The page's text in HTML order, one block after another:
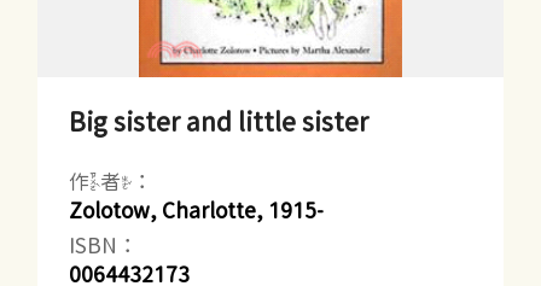
Big sister and little sister
作者：
Zolotow, Charlotte, 1915-
ISBN：
0064432173